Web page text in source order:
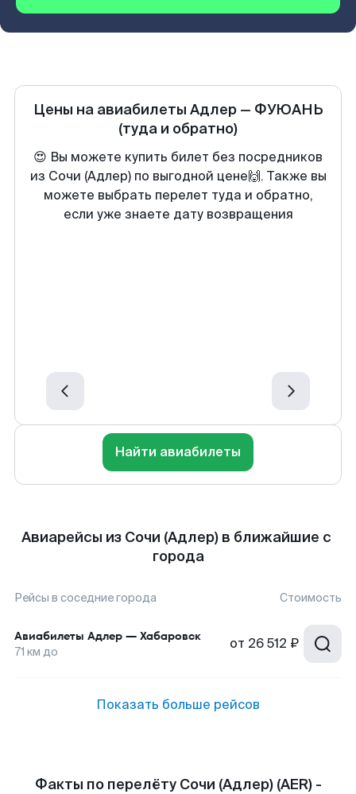
Цены на авиабилеты Адлер— ФУЮАНЬ
(туда и обратно)
😍 Вы можете купить билет без посредников
из Сочи (Адлер) по выгодной цене🙌. Также вы
можете выбрать перелет туда и обратно,
если уже знаете дату возвращения
Найти авиабилеты
Авиарейсы из Сочи (Адлер) в ближайшие с
города
Рейсы в соседние города Стоимость
Авиабилеты Адлер — Хабаровск
71 км до от 26 512 ₽
Показать больше рейсов
Факты по перелёту Сочи (Адлер) (AER) -